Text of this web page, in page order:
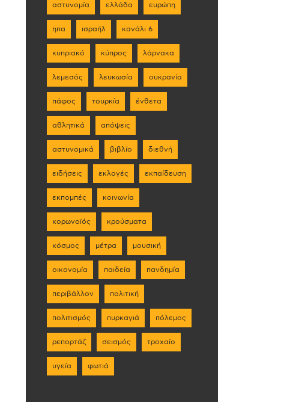
αστυνομία ελλάδα ευρώπη
ηπα ισραήλ κανάλι 6
κυπριακό κύπρος λάρνακα
λεμεσός λευκωσία ουκρανία
πάφος τουρκία ένθετα
αθλητικά απόψεις
αστυνομικά βιβλίο διεθνή
ειδήσεις εκλογές εκπαίδευση
εκπομπές κοινωνία
κορωνοϊός κρούσματα
κόσμος μέτρα μουσική
οικονομία παιδεία πανδημία
περιβάλλον πολιτική
πολιτισμός πυρκαγιά πόλεμος
ρεπορτάζ σεισμός τροχαίο
υγεία φωτιά